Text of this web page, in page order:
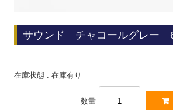
サウンド チャコールグレー
在庫状態 : 在庫有り
数量